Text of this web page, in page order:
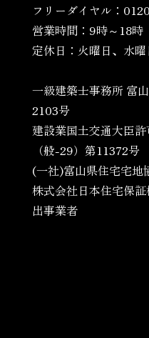
フリーダイヤル：
営業時間：9時～18時
定休日：火曜日、水曜
一級建築士事務所 富
2103号
建設業国土交通大臣
（般-29）第11372号
(一社)富山県住宅宅地
株式会社日本住宅保
出事業者